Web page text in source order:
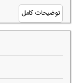
توضیحات کامل